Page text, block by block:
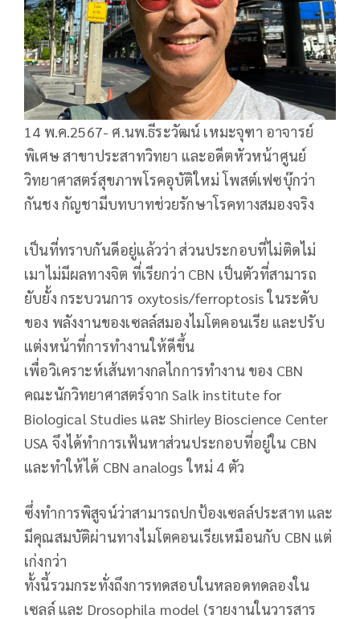
14 พ.ค.2567- ศ.นพ.ธีระวัฒน์ เหมะจุฑา อาจารย์
พิเศษ สาขาประสาทวิทยา และอดีตหัวหน้าศูนย์
วิทยาศาสตร์สุขภาพโรคอุบัติใหม่ โพสต์เฟซบุ๊กว่า
กันชง กัญชามีบทบาทช่วยรักษาโรคทางสมองจริง
เป็นที่ทราบกันดีอยู่แล้วว่า ส่วนประกอบที่ไม่ติดไม่
เมาไม่มีผลทางจิต ที่เรียกว่า CBN เป็นตัวที่สามารถ
ยับยั้ง กระบวนการ oxytosis/ferroptosis ในระดับ
ของ พลังงานของเซลล์สมองไมโตคอนเรีย และปรับ
แต่งหน้าที่การทำงานให้ดีขึ้น
เพื่อวิเคราะห์เส้นทางกลไกการทำงาน ของ CBN
คณะนักวิทยาศาสตร์จาก Salk institute for
Biological Studies และ Shirley Bioscience Center
USA จึงได้ทำการเฟ้นหาส่วนประกอบที่อยู่ใน CBN
และทำให้ได้ CBN analogs ใหม่ 4 ตัว
ซึ่งทำการพิสูจน์ว่าสามารถปกป้องเซลล์ประสาท และ
มีคุณสมบัติผ่านทางไมโตคอนเรียเหมือนกับ CBN แต่
เก่งกว่า
ทั้งนี้รวมกระทั่งถึงการทดสอบในหลอดทดลองใน
เซลล์ และ Drosophila model (รายงานในวารสาร